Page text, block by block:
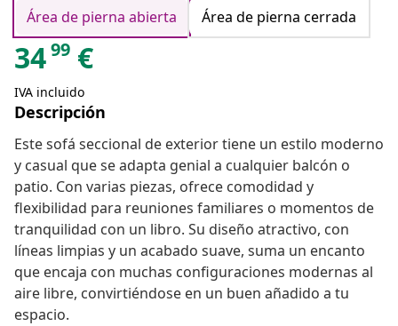
Área de pierna abierta
Área de pierna cerrada
3499 €
IVA incluido
Descripción
Este sofá seccional de exterior tiene un estilo moderno
y casual que se adapta genial a cualquier balcón o
patio. Con varias piezas, ofrece comodidad y
flexibilidad para reuniones familiares o momentos de
tranquilidad con un libro. Su diseño atractivo, con
líneas limpias y un acabado suave, suma un encanto
que encaja con muchas configuraciones modernas al
aire libre, convirtiéndose en un buen añadido a tu
espacio.